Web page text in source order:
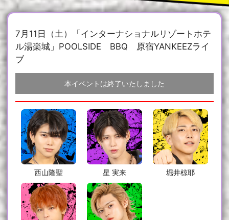
7月11日（土）「インターナショナルリゾートホテ
ル湯楽城」POOLSIDE BBQ 原宿YANKEEZライ
ブ
本イベントは終了いたしました
西山隆聖 星 実来 堀井椋耶